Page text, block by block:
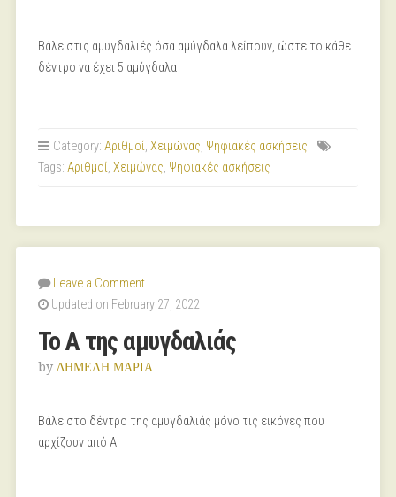
Βάλε στις αμυγδαλιές όσα αμύγδαλα λείπουν, ώστε το κάθε
δέντρο να έχει 5 αμύγδαλα
Category: Αριθμοί, Χειμώνας, Ψηφιακές ασκήσεις
Tags: Αριθμοί, Χειμώνας, Ψηφιακές ασκήσεις
Leave a Comment
Updated on February 27, 2022
Το Α της αμυγδαλιάς
by ΔΗΜΕΛΗ ΜΑΡΙΑ
Βάλε στο δέντρο της αμυγδαλιάς μόνο τις εικόνες που
αρχίζουν από Α